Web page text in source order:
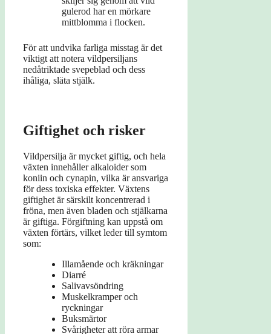
gulerod har en mörkare
mittblomma i flocken.
För att undvika farliga misstag är det
viktigt att notera vildpersiljans
nedåtriktade svepeblad och dess
ihåliga, släta stjälk.
Giftighet och risker
Vildpersilja är mycket giftig, och hela
växten innehåller alkaloider som
koniin och cynapin, vilka är ansvariga
för dess toxiska effekter. Växtens
giftighet är särskilt koncentrerad i
fröna, men även bladen och stjälkarna
är giftiga. Förgiftning kan uppstå om
växten förtärs, vilket leder till symtom
som:
Illamående och kräkningar
Diarré
Salivavsöndring
Muskelkramper och
ryckningar
Buksmärtor
Svårigheter att röra armar